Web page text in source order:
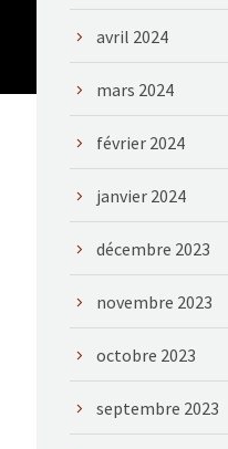
avril 2024
mars 2024
février 2024
janvier 2024
décembre 2023
novembre 2023
octobre 2023
septembre 2023